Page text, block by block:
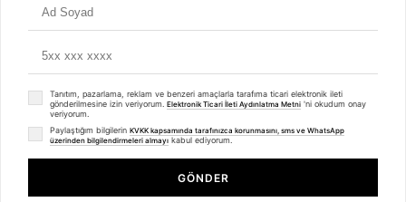
© 2008 - 2026merterelektronik.com
- Tüm Hakları Saklıdır. Kredi kartı bilgileriniz 256bit SSL sertifikası ile
Whatsapp
Tanıtım, pazarlama, reklam ve benzeri amaçlarla tarafıma ticari elektronik ileti
gönderilmesine izin veriyorum. Elektronik Ticari İleti Aydınlatma Metni 'ni okudum onay
veriyorum.
Paylaştığım bilgilerin KVKK kapsamında tarafınızca korunmasını, sms ve WhatsApp
üzerinden bilgilendirmeleri almayı kabul ediyorum.
GÖNDER